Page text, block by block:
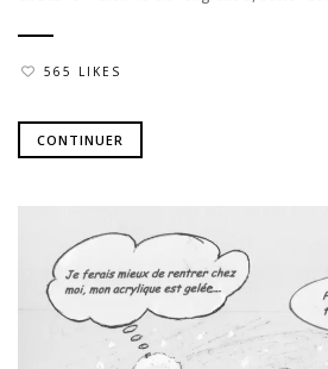
565 LIKES
CONTINUER